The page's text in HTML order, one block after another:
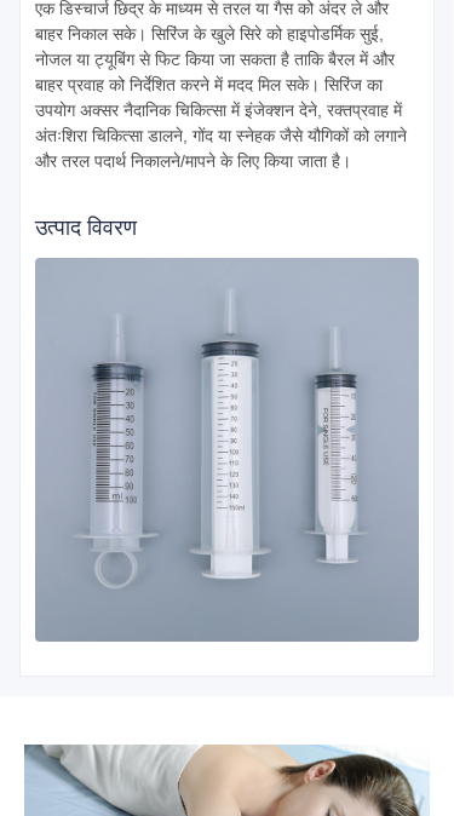
एक डिस्चार्ज छिद्र के माध्यम से तरल या गैस को अंदर ले और
बाहर निकाल सके। सिरिंज के खुले सिरे को हाइपोडर्मिक सुई,
नोजल या ट्यूबिंग से फिट किया जा सकता है ताकि बैरल में और
बाहर प्रवाह को निर्देशित करने में मदद मिल सके। सिरिंज का
उपयोग अक्सर नैदानिक ​​चिकित्सा में इंजेक्शन देने, रक्तप्रवाह में
अंतःशिरा चिकित्सा डालने, गोंद या स्नेहक जैसे यौगिकों को लगाने
और तरल पदार्थ निकालने/मापने के लिए किया जाता है।
उत्पाद विवरण